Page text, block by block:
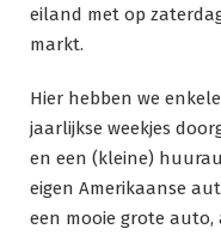
eiland met op
markt.
Hier hebben we
jaarlijkse weekjes
en een (kleine)
eigen Amerikaanse
een mooie grote